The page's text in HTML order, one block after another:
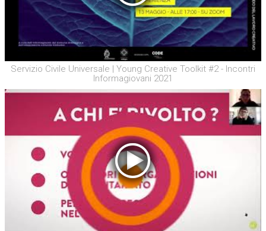
Servizio Civile Universale | Young Creative Toolkit #2 - Incontri
Informagiovani 2021